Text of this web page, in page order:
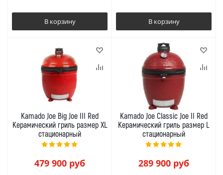
В корзину В корзину
Kamado Joe Big Joe III Red
Керамический гриль размер XL
стационарный
479 900 руб
Kamado Joe Classic Joe II Red
Керамический гриль размер L
стационарный
289 900 руб